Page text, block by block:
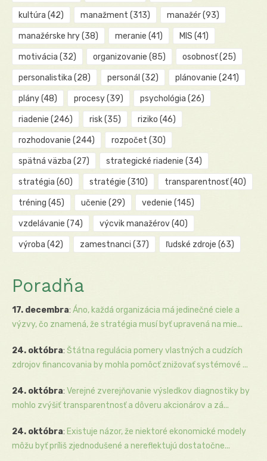
kultúra (42) manažment (313) manažér(93)
manažérske hry(38) meranie (41) MIS (41)
motivácia (32) organizovanie (85) osobnosť(25)
personalistika (28) personál (32) plánovanie (241)
plány(48) procesy(39) psychológia (26)
riadenie (246) risk(35) riziko (46)
rozhodovanie (244) rozpočet (30)
spätná väzba (27) strategické riadenie (34)
stratégia (60) stratégie (310) transparentnosť(40)
tréning (45) učenie (29) vedenie (145)
vzdelávanie (74) výcvik manažérov(40)
výroba (42) zamestnanci (37) ľudské zdroje (63)
Poradňa
17. decembra: Áno, každá organizácia má jedinečné ciele a
výzvy, čo znamená, že stratégia musí byť upravená na mie...
24. októbra: Štátna regulácia pomery vlastných a cudzích
zdrojov financovania by mohla pomôcť znižovať systémové ...
24. októbra: Verejné zverejňovanie výsledkov diagnostiky by
mohlo zvýšiť transparentnosť a dôveru akcionárov a zá...
24. októbra: Existuje názor, že niektoré ekonomické modely
môžu byť príliš zjednodušené a nereflektujú dostatočne...